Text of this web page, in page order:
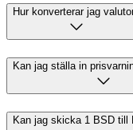
Hur konverterar jag
Kan jag ställa in
Kan jag skicka 1 BSD till